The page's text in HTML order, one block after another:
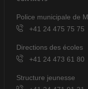
Police municipale de
+41 24 475 75 75
Directions des écoles
+41 24 473 61 80
Structure jeunesse